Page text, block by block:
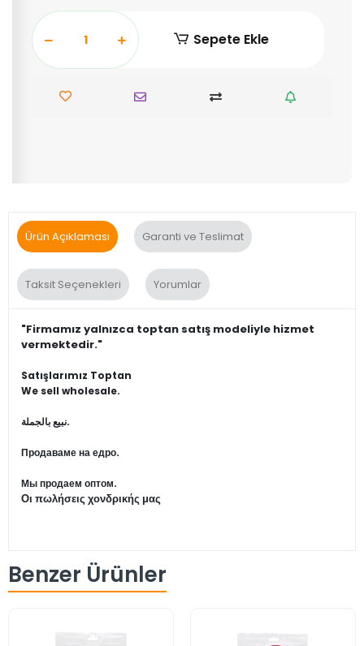
Sepete Ekle
Ürün Açıklaması Garanti ve Teslimat
Taksit Seçenekleri Yorumlar
"Firmamız yalnızca toptan satış modeliyle hizmet
vermektedir."
Satışlarımız Toptan
We sell wholesale.
نبيع بالجملة.
Продаваме на едро.
Мы продаем оптом.
Οι πωλήσεις χονδρικής μας
Benzer Ürünler